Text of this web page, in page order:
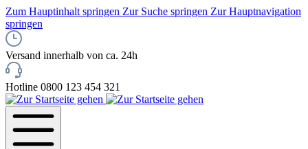
Zum Hauptinhalt springen Zur Suche springen Zur Hauptnavigation
springen
Versand innerhalb von ca. 24h
Hotline 0800 123 454 321